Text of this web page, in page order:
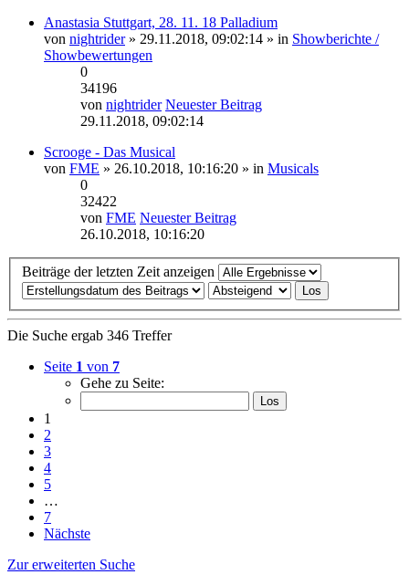
Anastasia Stuttgart, 28. 11. 18 Palladium
von nightrider» 29.11.2018, 09:02:14 » in Showberichte /
Showbewertungen
0
34196
von nightrider Neuester Beitrag
29.11.2018, 09:02:14
Scrooge - Das Musical
von FME » 26.10.2018, 10:16:20 » in Musicals
0
32422
von FME Neuester Beitrag
26.10.2018, 10:16:20
Beiträge der letzten Zeit anzeigen
Die Suche ergab 346 Treffer
Seite 1 von 7
Gehe zu Seite:
1
2
3
4
5
…
7
Nächste
Zur erweiterten Suche